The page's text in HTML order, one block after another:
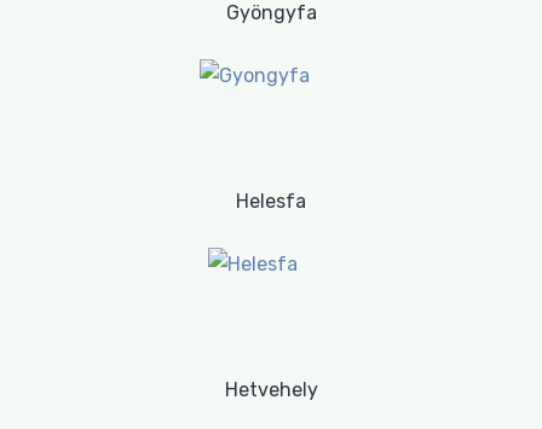
Gyöngyfa
Helesfa
Hetvehely